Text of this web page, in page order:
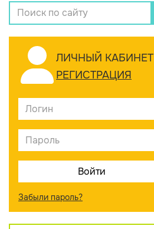
ЛИЧНЫЙ КАБИНЕТ
РЕГИСТРАЦИЯ
Забыли пароль?